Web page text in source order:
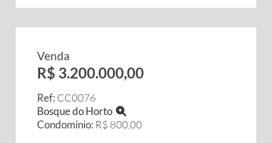
Venda
R$ 3.200.000,00
Ref: CC0076
Bosque do Horto
Condomínio: R$ 800,00